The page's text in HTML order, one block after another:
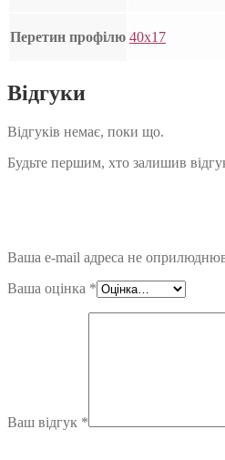
Перетин профілю 40х17
Відгуки
Відгуків немає, поки що.
Будьте першим, хто залишив
Ваша e-mail адреса не
Ваша оцінка *
Ваш відгук *